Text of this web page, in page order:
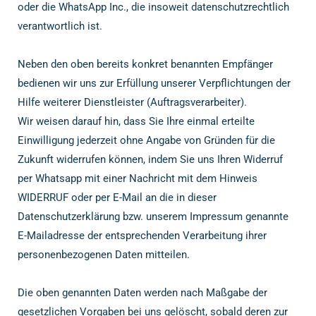
oder die WhatsApp Inc., die insoweit datenschutzrechtlich
verantwortlich ist.
Neben den oben bereits konkret benannten Empfänger
bedienen wir uns zur Erfüllung unserer Verpflichtungen der
Hilfe weiterer Dienstleister (Auftragsverarbeiter).
Wir weisen darauf hin, dass Sie Ihre einmal erteilte
Einwilligung jederzeit ohne Angabe von Gründen für die
Zukunft widerrufen können, indem Sie uns Ihren Widerruf
per Whatsapp mit einer Nachricht mit dem Hinweis
WIDERRUF oder per E-Mail an die in dieser
Datenschutzerklärung bzw. unserem Impressum genannte
E-Mailadresse der entsprechenden Verarbeitung ihrer
personenbezogenen Daten mitteilen.
Die oben genannten Daten werden nach Maßgabe der
gesetzlichen Vorgaben bei uns gelöscht, sobald deren zur